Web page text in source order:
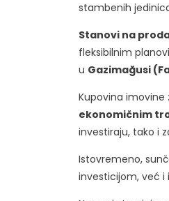
stambenih
Stanovi na
fleksibilnim
u Gazimağusi
Kupovina imovine
ekonomičnim
investiraju, tako i
Istovremeno,
investicijom, već i